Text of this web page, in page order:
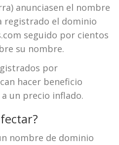
anunciasen el nombre
registrado el dominio
seguido por cientos
su nombre.
por
hacer beneficio
un precio inflado.
nombre de dominio